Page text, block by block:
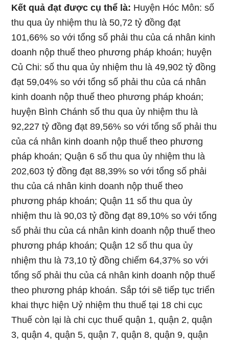
Kết quả đạt được cụ thể là: Huyện Hóc Môn: số
thu qua ủy nhiệm thu là 50,72 tỷ đồng đạt
101,66% so với tổng số phải thu của cá nhân kinh
doanh nộp thuế theo phương pháp khoán; huyện
Củ Chi: số thu qua ủy nhiệm thu là 49,902 tỷ đồng
đạt 59,04% so với tổng số phải thu của cá nhân
kinh doanh nộp thuế theo phương pháp khoán;
huyện Bình Chánh số thu qua ủy nhiệm thu là
92,227 tỷ đồng đạt 89,56% so với tổng số phải thu
của cá nhân kinh doanh nộp thuế theo phương
pháp khoán; Quận 6 số thu qua ủy nhiệm thu là
202,603 tỷ đồng đạt 88,39% so với tổng số phải
thu của cá nhân kinh doanh nộp thuế theo
phương pháp khoán; Quận 11 số thu qua ủy
nhiệm thu là 90,03 tỷ đồng đạt 89,10% so với tổng
số phải thu của cá nhân kinh doanh nộp thuế theo
phương pháp khoán; Quận 12 số thu qua ủy
nhiệm thu là 73,10 tỷ đồng chiếm 64,37% so với
tổng số phải thu của cá nhân kinh doanh nộp thuế
theo phương pháp khoán. Sắp tới sẽ tiếp tục triển
khai thực hiện Uỷ nhiệm thu thuế tại 18 chi cục
Thuế còn lại là chi cục thuế quận 1, quận 2, quận
3, quận 4, quận 5, quận 7, quận 8, quận 9, quận